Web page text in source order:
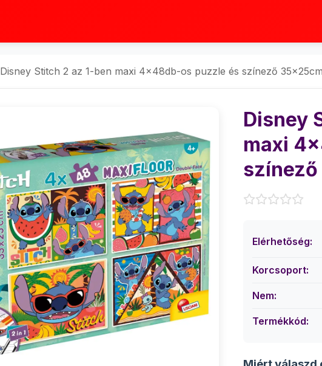
Disney Stitch 2 az 1-ben maxi 4x48db-os puzzle és színező
Disney
maxi
Elérhetőség:
Korcsoport:
Nem:
Termékkód: